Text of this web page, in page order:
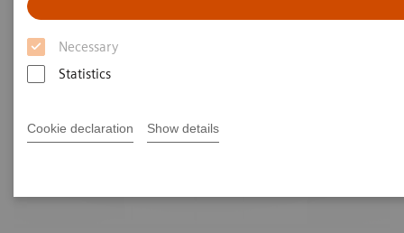
Necessary
Statistics
Cookie declaration Show details